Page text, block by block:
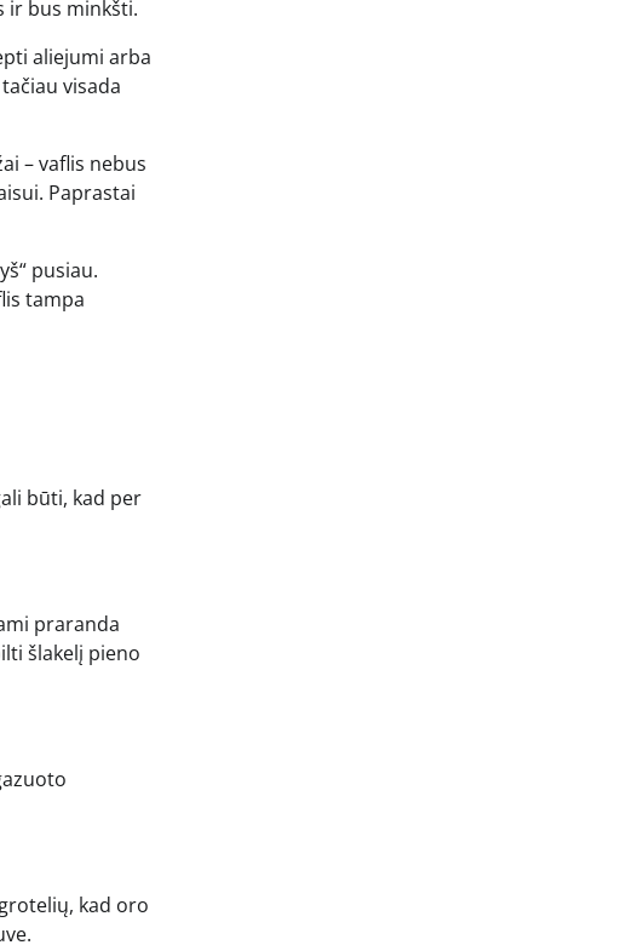
ir bus minkšti.
aliejumi arba
visada
– vaflis nebus
Paprastai
pusiau.
tampa
būti, kad per
praranda
šlakelį pieno
kad oro